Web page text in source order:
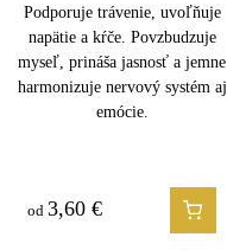
Podporuje trávenie, uvoľňuje
napätie a kŕče. Povzbudzuje
myseľ, prináša jasnosť a jemne
harmonizuje nervový systém aj
emócie.
od3,60 €
Prekrvuje, uvoľňuje svaly a kĺby.
Podporuje detoxikáciu, osviežuje
telo a prináša pocit úľavy,
vitality a vnútornej sily.
od2,50 €